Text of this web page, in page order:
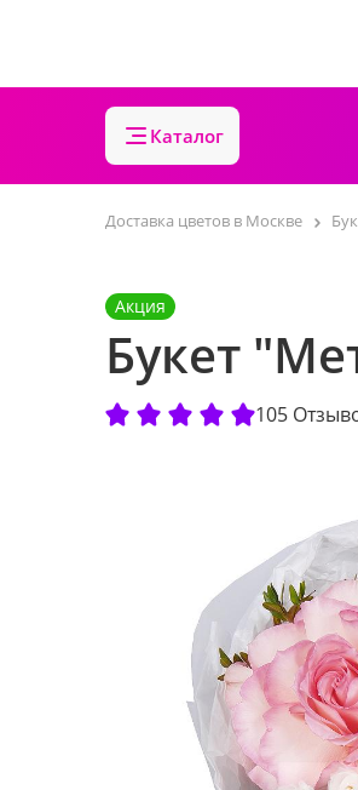
Каталог
Доставка цветов в Москве
Акция
Букет
105